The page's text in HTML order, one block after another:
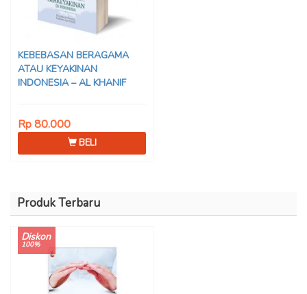
KEBEBASAN BERAGAMA
ATAU KEYAKINAN
INDONESIA – AL KHANIF
Rp 80.000
BELI
Produk Terbaru
Diskon
100%